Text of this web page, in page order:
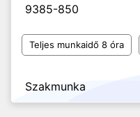
9385-850
Teljes munkaidő 8 óra
Szakmunka